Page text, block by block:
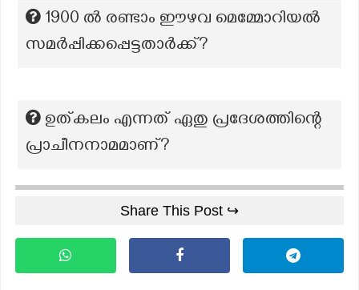
1900 ൽ രണ്ടാം ഈഴവ മെമ്മോറിയൽ
സമർപ്പിക്കപ്പെട്ടതാർക്ക്?
ഉത്കലം എന്നത് ഏതു പ്രദേശത്തിന്റെ
പ്രാചീനനാമമാണ്?
Share This Post ↪